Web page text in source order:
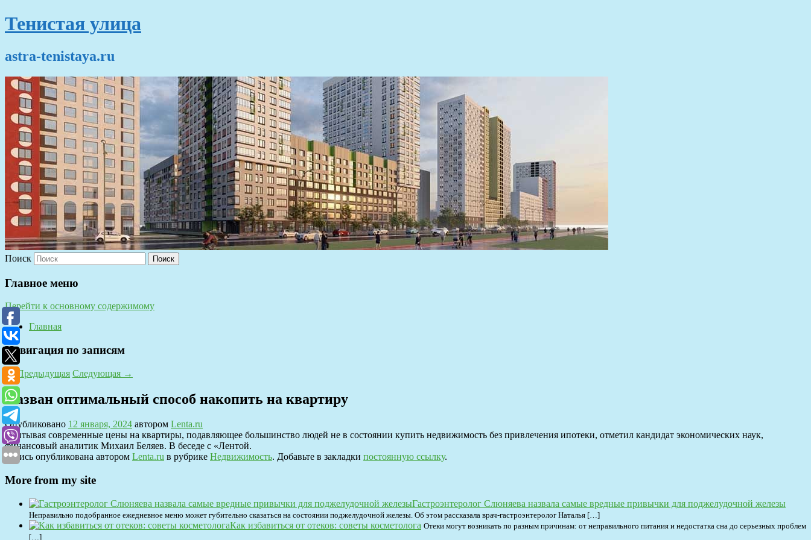
Тенистая улица
astra-tenistaya.ru
Поиск
Главное меню
Перейти к основному содержимому
Главная
Навигация по записям
←Предыдущая Следующая →
Назван оптимальный способ накопить на квартиру
Опубликовано 12 января, 2024 автором Lenta.ru
Учитывая современные цены на квартиры, подавляющее большинство людей не в состоянии купить недвижимость без привлечения ипотеки, отметил кандидат экономических наук,
финансовый аналитик Михаил Беляев. В беседе с «Лентой.
Запись опубликована автором Lenta.ru в рубрике Недвижимость. Добавьте в закладки постоянную ссылку.
More from my site
Гастроэнтеролог Слюняева назвала самые вредные привычки для поджелудочной железы
Неправильно подобранное ежедневное меню может губительно сказаться на состоянии поджелудочной железы. Об этом рассказала врач-гастроэнтеролог Наталья […]
Как избавиться от отеков: советы косметолога Отеки могут возникать по разным причинам: от неправильного питания и недостатка сна до серьезных проблем
[…]